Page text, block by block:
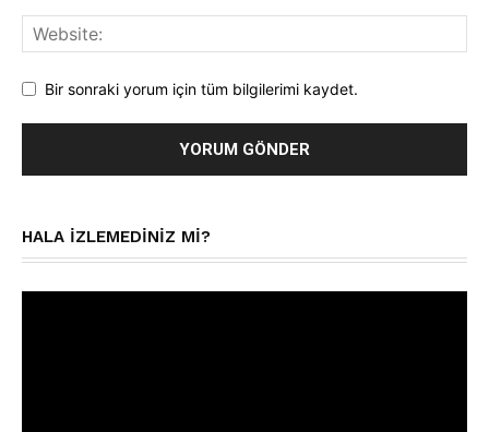
Bir sonraki yorum için tüm bilgilerimi kaydet.
HALA IZLEMEDINIZ MI?